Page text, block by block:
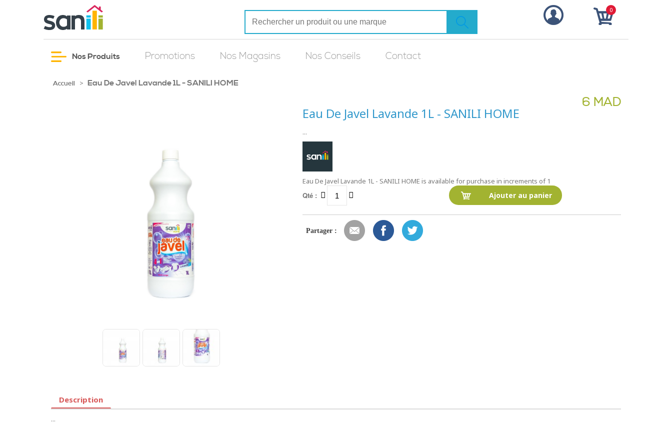
0
Nos Produits Promotions Nos Magasins Nos Conseils Contact
Accueil > Eau De Javel Lavande 1L - SANILI HOME
Eau De Javel Lavande 1L - SANILI HOME
6 MAD
...
Eau De Javel Lavande 1L - SANILI HOME is available for purchase in increments of 1
Qté : Ajouter au panier
Partager :
Description
...